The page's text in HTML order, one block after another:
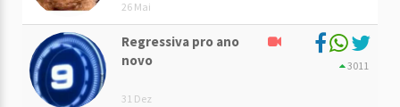
26 Mai
Regressiva pro ano
novo
31 Dez
3011